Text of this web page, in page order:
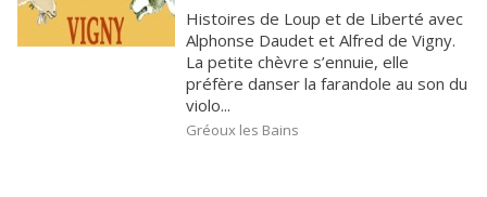
Histoires de Loup et de Liberté avec
Alphonse Daudet et Alfred de Vigny.
La petite chèvre s’ennuie, elle
préfère danser la farandole au son du
violo...
Gréoux les Bains